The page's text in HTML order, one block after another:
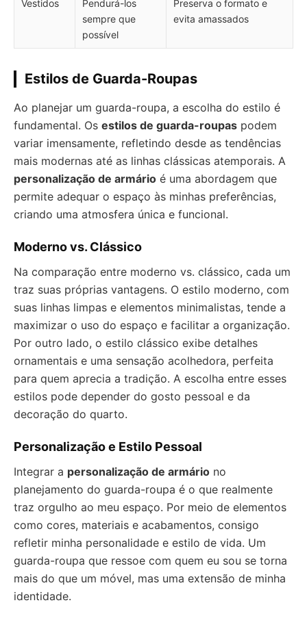
Vestidos
Pendurá-los
sempre que
possível
Preserva o formato e
evita amassados
Estilos de Guarda-Roupas
Ao planejar um guarda-roupa, a escolha do estilo é
fundamental. Os estilos de guarda-roupas podem
variar imensamente, refletindo desde as tendências
mais modernas até as linhas clássicas atemporais. A
personalização de armário é uma abordagem que
permite adequar o espaço às minhas preferências,
criando uma atmosfera única e funcional.
Moderno vs. Clássico
Na comparação entre moderno vs. clássico, cada um
traz suas próprias vantagens. O estilo moderno, com
suas linhas limpas e elementos minimalistas, tende a
maximizar o uso do espaço e facilitar a organização.
Por outro lado, o estilo clássico exibe detalhes
ornamentais e uma sensação acolhedora, perfeita
para quem aprecia a tradição. A escolha entre esses
estilos pode depender do gosto pessoal e da
decoração do quarto.
Personalização e Estilo Pessoal
Integrar a personalização de armário no
planejamento do guarda-roupa é o que realmente
traz orgulho ao meu espaço. Por meio de elementos
como cores, materiais e acabamentos, consigo
refletir minha personalidade e estilo de vida. Um
guarda-roupa que ressoe com quem eu sou se torna
mais do que um móvel, mas uma extensão de minha
identidade.